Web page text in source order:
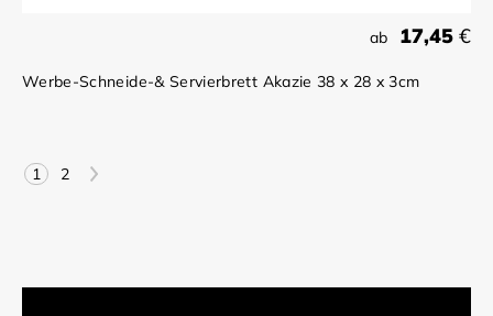
ab 17,45 €
Werbe-Schneide-& Servierbrett Akazie 38 x 28 x 3cm
1 2 >